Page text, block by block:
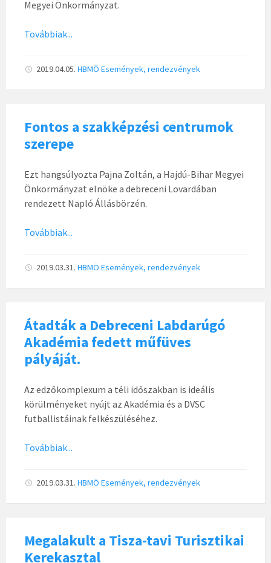
Megyei Önkormányzat.
Továbbiak...
2019.04.05. HBMÖ Események, rendezvények
Fontos a szakképzési centrumok
szerepe
Ezt hangsúlyozta Pajna Zoltán, a Hajdú-Bihar Megyei
Önkormányzat elnöke a debreceni Lovardában
rendezett Napló Állásbörzén.
Továbbiak...
2019.03.31. HBMÖ Események, rendezvények
Átadták a Debreceni Labdarúgó
Akadémia fedett műfüves
pályáját.
Az edzőkomplexum a téli időszakban is ideális
körülményeket nyújt az Akadémia és a DVSC
futballistáinak felkészüléséhez.
Továbbiak...
2019.03.31. HBMÖ Események, rendezvények
Megalakult a Tisza-tavi Turisztikai
Kerekasztal